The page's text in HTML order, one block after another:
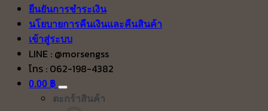
ยืนยันการชำระเงิน
นโยบายการคืนเงินและคืนสินค้า
เข้าสู่ระบบ
LINE : @morsengss
โทร : 062-198-4382
0.00 ฿
ตะกร้าสินค้า